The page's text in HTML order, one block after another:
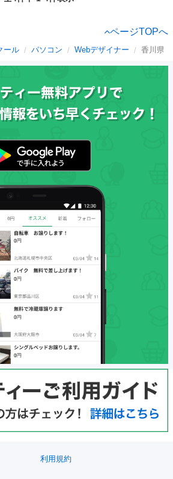
ページTOPへ
ール パソコン Webデザイナー 香川県
利用規約